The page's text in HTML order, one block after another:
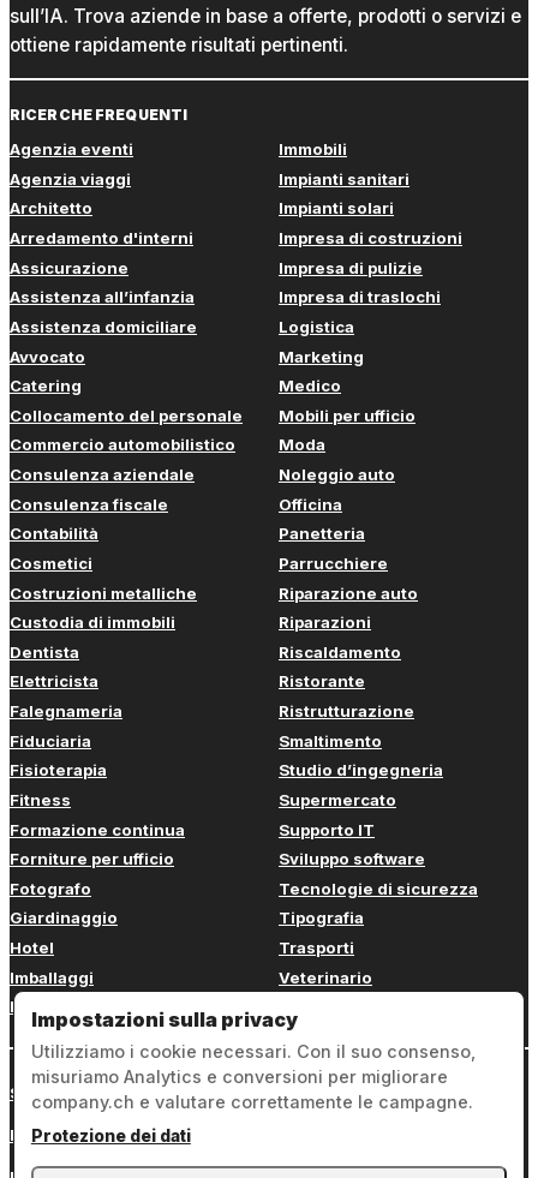
sull’IA. Trova aziende in base a offerte, prodotti o servizi e
ottiene rapidamente risultati pertinenti.
RICERCHE FREQUENTI
Agenzia eventi
Agenzia viaggi
Architetto
Arredamento d'interni
Assicurazione
Assistenza all’infanzia
Assistenza domiciliare
Avvocato
Catering
Collocamento del personale
Commercio automobilistico
Consulenza aziendale
Consulenza fiscale
Contabilità
Cosmetici
Costruzioni metalliche
Custodia di immobili
Dentista
Elettricista
Falegnameria
Fiduciaria
Fisioterapia
Fitness
Formazione continua
Forniture per ufficio
Fotografo
Giardinaggio
Hotel
Imballaggi
Imbianchino
Immobili
Impianti sanitari
Impianti solari
Impresa di costruzioni
Impresa di pulizie
Impresa di traslochi
Logistica
Marketing
Medico
Mobili per ufficio
Moda
Noleggio auto
Officina
Panetteria
Parrucchiere
Riparazione auto
Riparazioni
Riscaldamento
Ristorante
Ristrutturazione
Smaltimento
Studio d’ingegneria
Supermercato
Supporto IT
Sviluppo software
Tecnologie di sicurezza
Tipografia
Trasporti
Veterinario
Sign in
Note legali
Impostazioni sulla privacy
Utilizziamo i cookie necessari. Con il suo consenso,
misuriamo Analytics e conversioni per migliorare
company.ch e valutare correttamente le campagne.
Protezione dei dati